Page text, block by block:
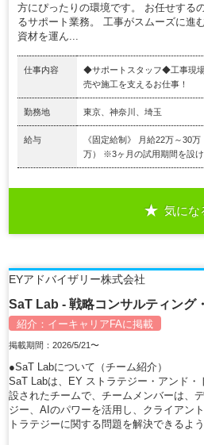
方にぴったりの環境です。 お任せする
るサポート業務。 工事がスムーズに進
資材を運ん...
仕事内容
◆サポートスタッフ◆工事現
売や施⼯を⽀えるお仕事！
勤務地 東京、神奈川、埼玉
給与
《固定給制》 月給22万～30
万） ※3ヶ⽉の試⽤期間を設け
気にな
EYアドバイザリー株式会社
SaT Lab - 戦略コンサルティング
紹介： イーキャリアFAに掲載
掲載期間：2026/5/21〜
●SaT Labについて（チーム紹介）
SaT Labは、EY ストラテジー・アンド
設されたチームで、チームメンバーは、
ジー、AIのパワーを活用し、クライアン
トラテジーに関する問題を解決できるよ